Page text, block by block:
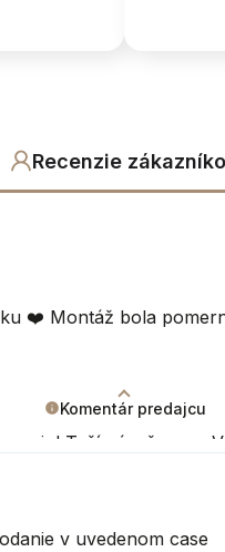
Recenzie
Komentár predajcu
Teší nás, že sme
pekný deň.
❤️ Montáž bola
v uvedenom case